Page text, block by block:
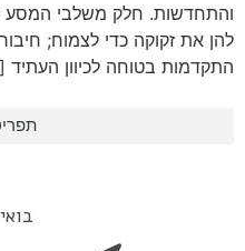
והתחדשות. חלק משלבי המסע
להן את זקוקה כדי לצמוח;
התקדמות בטוחה לכיוון